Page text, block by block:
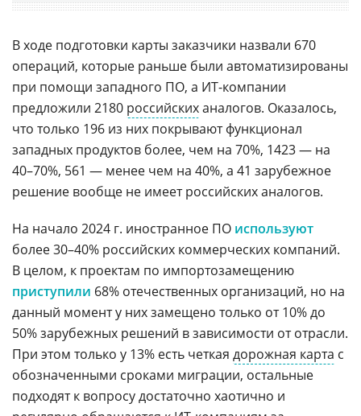
В ходе подготовки карты заказчики назвали 670
операций, которые раньше были автоматизированы
при помощи западного ПО, а ИТ-компании
предложили 2180 российскиханалогов. Оказалось,
что только 196 из них покрывают функционал
западных продуктов более, чем на 70%, 1423 — на
40–70%, 561 — менее чем на 40%, а 41 зарубежное
решение вообще не имеет российских аналогов.
На начало 2024 г. иностранное ПО используют
более 30–40% российских коммерческих компаний.
В целом, к проектам по импортозамещению
приступили 68% отечественных организаций, но на
данный момент у них замещено только от 10% до
50% зарубежных решений в зависимости от отрасли.
При этом только у 13% есть четкая дорожная карта с
обозначенными сроками миграции, остальные
подходят к вопросу достаточно хаотично и